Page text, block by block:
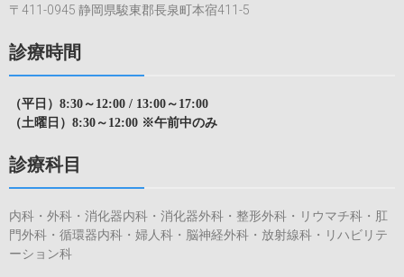
〒411-0945 静岡県駿東郡長泉町本宿411-5
診療時間
（平日）8:30～12:00 / 13:00～17:00
（土曜日）8:30～12:00 ※午前中のみ
診療科目
内科・外科・消化器内科・消化器外科・整形外科・リウマチ科・肛
門外科・循環器内科・婦人科・脳神経外科・放射線科・リハビリテ
ーション科